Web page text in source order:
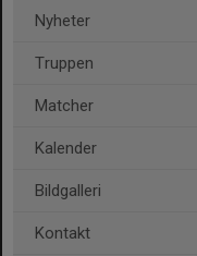
Nyheter
Truppen
Matcher
Kalender
Bildgalleri
Kontakt